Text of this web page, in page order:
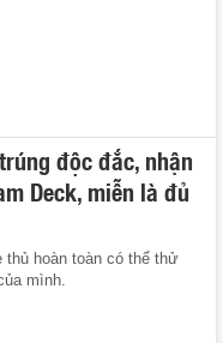
độc đắc, nhận
Deck, miễn là đủ
thủ hoàn toàn có thể thử
mình.